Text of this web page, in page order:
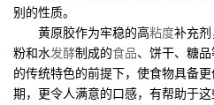
别的性质。
黄原胶作为牢稳的高粘度补充剂
粉和水发酵制成的食品、饼干、糖
的传统特色的前提下，使食物具备
期，更令人满意的口感，有帮助于